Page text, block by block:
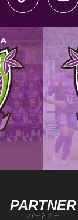
PARTNER
パートナー